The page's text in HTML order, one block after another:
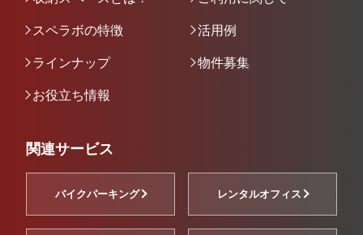
スペラボの特徴
活用例
ラインナップ
物件募集
お役立ち情報
関連サービス
バイクパーキング レンタルオフィス